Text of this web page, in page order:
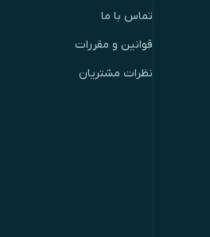
تماس با ما
قوانین و مقررات
نظرات مشتریان